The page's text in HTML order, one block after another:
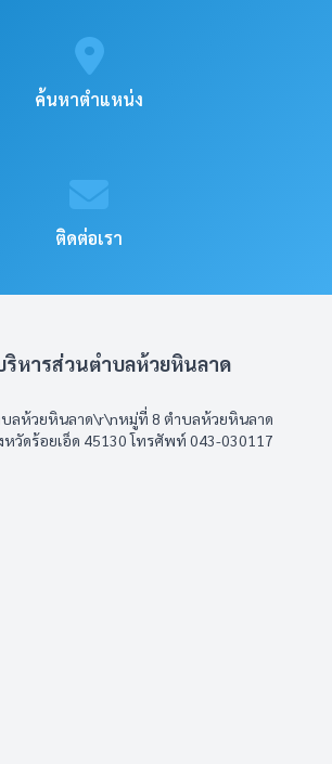
ค้นหาตำแหน่ง
ติดต่อเรา
ริหารส่วนตำบลห้วยหินลาด
บลห้วยหินลาด\r\nหมู่ที่ 8 ตำบลห้วยหินลาด
วัดร้อยเอ็ด 45130 โทรศัพท์ 043-030117